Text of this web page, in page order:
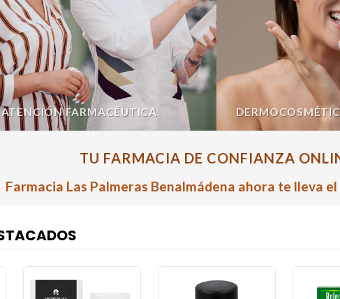
ATENCIÓN FARMACÉUTICA
TU FARMACIA DE CONFIANZA
Farmacia Las Palmeras Benalmádena ahora te lleva